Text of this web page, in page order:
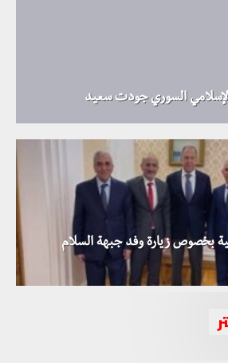
الإسلامي السوري جودت سعيد
بخصوص زيارة وفد جبهة السلام